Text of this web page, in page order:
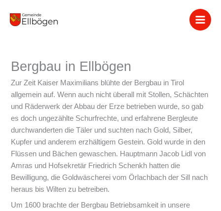
Inhalt
Bergbau in Ellbögen
Zur Zeit Kaiser Maximilians blühte der Bergbau in Tirol
allgemein auf. Wenn auch nicht überall mit Stollen, Schächten
und Räderwerk der Abbau der Erze betrieben wurde, so gab
es doch ungezählte Schurfrechte, und erfahrene Bergleute
durchwanderten die Täler und suchten nach Gold, Silber,
Kupfer und anderem erzhältigem Gestein. Gold wurde in den
Flüssen und Bächen gewaschen. Hauptmann Jacob Lidl von
Amras und Hofsekretär Friedrich Schenkh hatten die
Bewilligung, die Goldwäscherei vom Örlachbach der Sill nach
heraus bis Wilten zu betreiben.
Um 1600 brachte der Bergbau Betriebsamkeit in unsere